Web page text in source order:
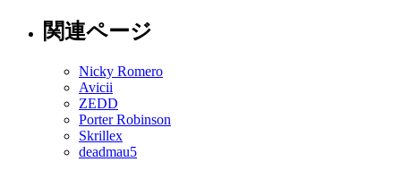
関連ページ
Nicky Romero
Avicii
ZEDD
Porter Robinson
Skrillex
deadmau5